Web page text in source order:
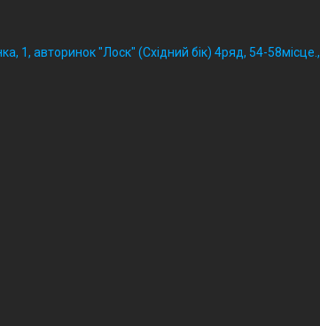
1, авторинок "Лоск" (Східний бік) 4ряд, 54-58місце.,